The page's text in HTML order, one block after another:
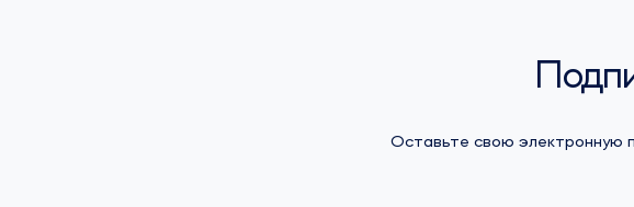
Оставьте свою электронную